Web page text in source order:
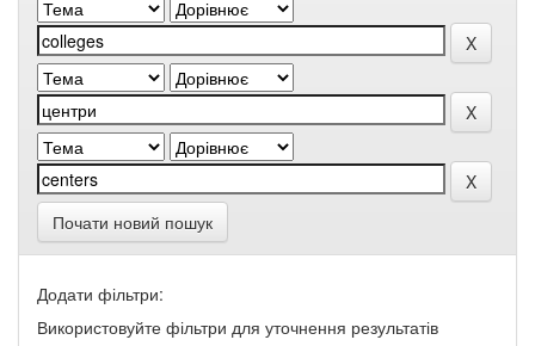
Почати новий пошук
Додати фільтри:
Використовуйте фільтри для уточнення результатів